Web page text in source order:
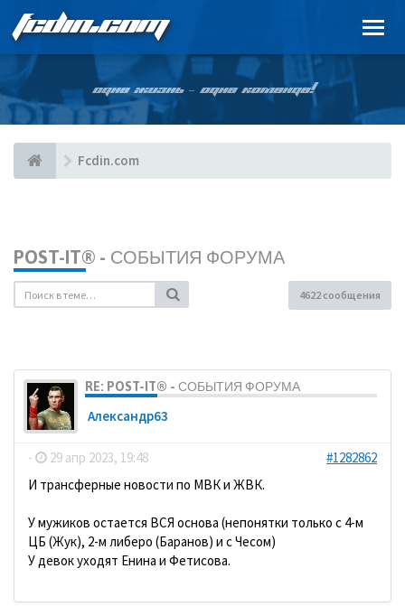
FCDIN.COM
ОДНА ЖИЗНЬ – ОДНА КОМАНДА!
Fcdin.com
POST-IT® - СОБЫТИЯ ФОРУМА
4622 сообщения
RE: POST-IT® - СОБЫТИЯ ФОРУМА
Александр63
- 29 апр 2023, 19:48
#1282862
И трансферные новости по МВК и ЖВК.
У мужиков остается ВСЯ основа (непонятки только с 4-м
ЦБ (Жук), 2-м либеро (Баранов) и с Чесом)
У девок уходят Енина и Фетисова.